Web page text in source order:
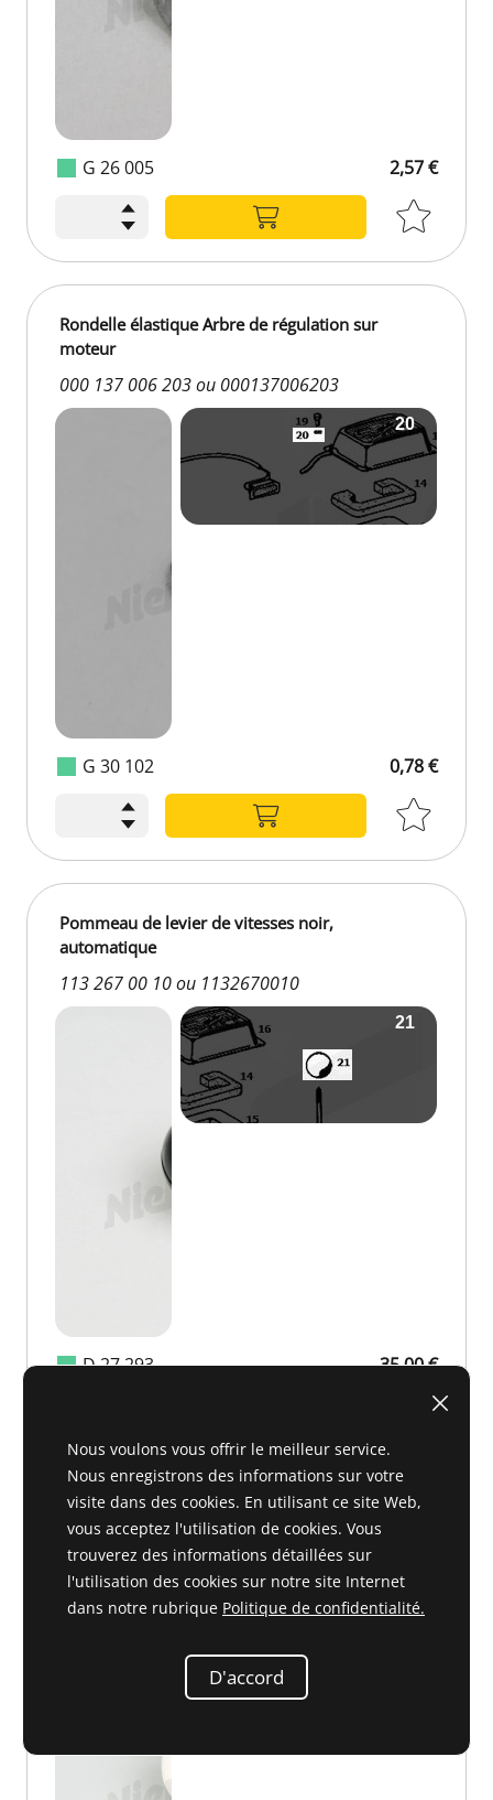
G 26 005 2,57 €
G 30 102
Rondelle élastique Arbre de régulation sur
moteur
000 137 006 203 ou 000137006203
0,78 €
D 27 293
Pommeau de levier de vitesses noir,
automatique
113 267 00 10 ou 1132670010
35,00 €
Pommeau de levier de vitesses blanc,
automatique
113 267 00 10 ou 1132670010
Nous voulons vous offrir le meilleur service.
Nous enregistrons des informations sur votre
visite dans des cookies. En utilisant ce site Web,
vous acceptez l'utilisation de cookies. Vous
trouverez des informations détaillées sur
l'utilisation des cookies sur notre site Internet
dans notre rubrique Politique de confidentialité.
D'accord